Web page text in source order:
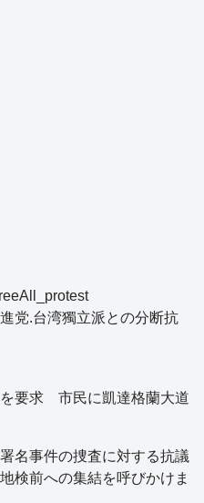
党.台湾獨立派との分断抗
要求 市民に凱達格蘭大道
名事件の捜査に対する抗議
検前への集結を呼びかけま